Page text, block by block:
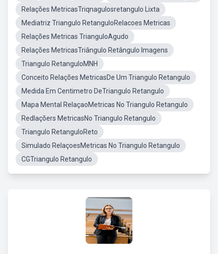
Relações MetricasTriqnagulosretangulo Lixta
Mediatriz Triangulo RetanguloRelacoes Metricas
Relações Metricas TrianguloAgudo
Relações MetricasTriângulo Retângulo Imagens
Triangulo RetanguloMNH
Conceito Relações MetricasDe Um Triangulo Retangulo
Medida Em Centimetro DeTriangulo Retangulo
Mapa Mental RelaçaoMetricas No Triangulo Retangulo
Redlaçõers MetricasNo Triangulo Retangulo
Triangulo RetanguloReto
Simulado RelaçoesMetricas No Triangulo Retangulo
CGTriangulo Retangulo